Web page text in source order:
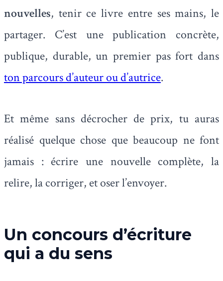
nouvelles, tenir ce livre entre ses mains, le
partager. C’est une publication concrète,
publique, durable, un premier pas fort dans
ton parcours d’auteur ou d’autrice.
Et même sans décrocher de prix, tu auras
réalisé quelque chose que beaucoup ne font
jamais : écrire une nouvelle complète, la
relire, la corriger, et oser l’envoyer.
Un concours d’écriture
qui a du sens